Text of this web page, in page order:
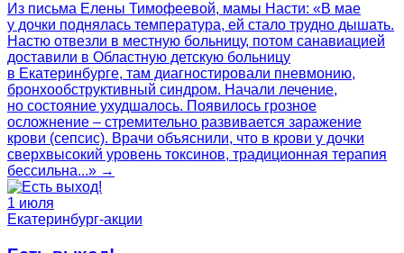
Из письма Елены Тимофеевой, мамы Насти: «В мае
у дочки поднялась температура, ей стало трудно дышать.
Настю отвезли в местную больницу, потом санавиацией
доставили в Областную детскую больницу
в Екатеринбурге, там диагностировали пневмонию,
бронхообструктивный синдром. Начали лечение,
но состояние ухудшалось. Появилось грозное
осложнение – стремительно развивается заражение
крови (сепсис). Врачи объяснили, что в крови у дочки
сверхвысокий уровень токсинов, традиционная терапия
бессильна...» →
1 июля
Екатеринбург-акции